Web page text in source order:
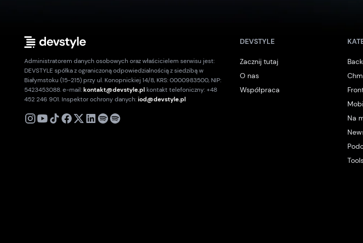
Administratorem danych osobowych oraz właścicielem serwisu jest:
DEVSTYLE spółka z ograniczoną odpowiedzialnością z siedzibą w
Białymstoku (15-215) przy ul. Konopnickiej 14/8, KRS: 0000983500, NIP:
5423453088. e-mail:kontakt@devstyle.plkontakt telefoniczny: +48
452 246 901. Inspektor ochrony danych:iod@devstyle.pl
X
DEVSTYLE
Zacznij tutaj
O nas
Współpraca
Na